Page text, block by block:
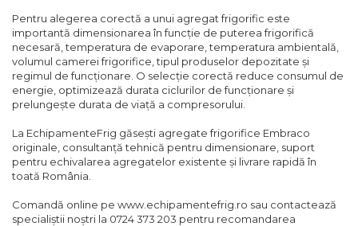
Ventilatoare turbina
VENTILATOARE AXIALE
Pentru alegerea corectă a unui agregat frigorific este
importantă dimensionarea în funcție de puterea frigorifică
necesară, temperatura de evaporare, temperatura ambientală,
volumul camerei frigorifice, tipul produselor depozitate și
regimul de funcționare. O selecție corectă reduce consumul de
energie, optimizează durata ciclurilor de funcționare și
prelungește durata de viață a compresorului.
La EchipamenteFrig găsești agregate frigorifice Embraco
originale, consultanță tehnică pentru dimensionare, suport
pentru echivalarea agregatelor existente și livrare rapidă în
toată România.
Comandă online pe www.echipamentefrig.ro sau contactează
specialiștii noștri la 0724 373 203 pentru recomandarea